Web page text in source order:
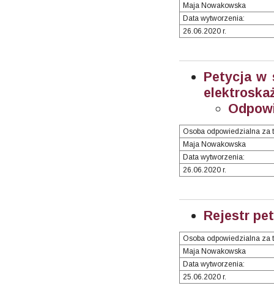
Maja Nowakowska
Data wytworzenia:
26.06.2020 r.
Petycja w
Osoba odpowiedzialna za
Maja Nowakowska
Data wytworzenia:
26.06.2020 r.
Rejestr
Osoba odpowiedzialna za
Maja Nowakowska
Data wytworzenia:
25.06.2020 r.